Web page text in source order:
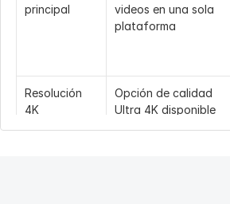
principal
videos en una sola
plataforma
Resolución
4K
Opción de calidad
Ultra 4K disponible